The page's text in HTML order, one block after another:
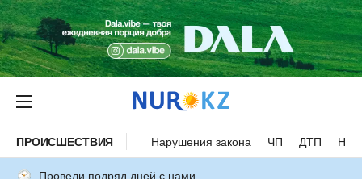
ПРОИСШЕСТВИЯ Нарушения закона ЧП ДТП
Провели подряд дней с нами